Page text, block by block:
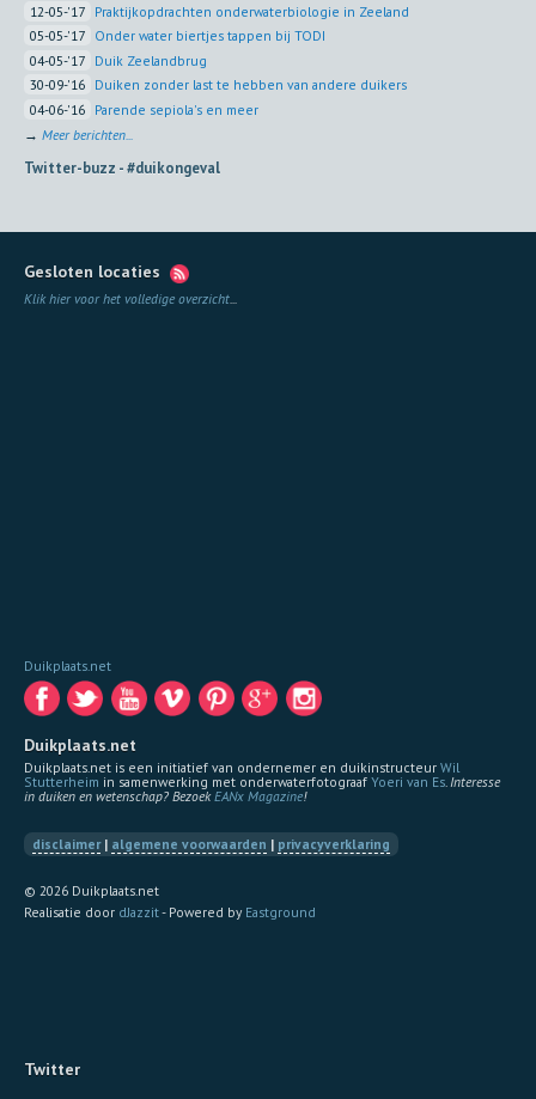
12-05-'17 Praktijkopdrachten onderwaterbiologie in Zeeland
05-05-'17 Onder water biertjes tappen bij TODI
04-05-'17 Duik Zeelandbrug
30-09-'16 Duiken zonder last te hebben van andere duikers
04-06-'16 Parende sepiola's en meer
→ Meer berichten...
Twitter-buzz -#duikongeval
Gesloten locaties
Klik hier voor het volledige overzicht...
Duikplaats.net
Duikplaats.net
Duikplaats.net is een initiatief van ondernemer en duikinstructeur Wil
Stutterheim in samenwerking met onderwaterfotograaf Yoeri van Es.Interesse
in duiken en wetenschap? BezoekEANx Magazine!
disclaimer| algemene voorwaarden | privacyverklaring
© 2026 Duikplaats.net
Realisatie door dJazzit- Powered by Eastground
Twitter